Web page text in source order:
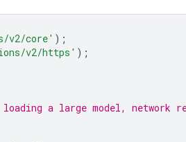
v2/core' );
v2/https' );
a large model, network